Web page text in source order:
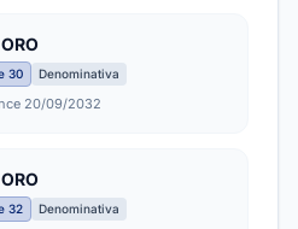
30 Denominativa
20/09/2032
32 Denominativa